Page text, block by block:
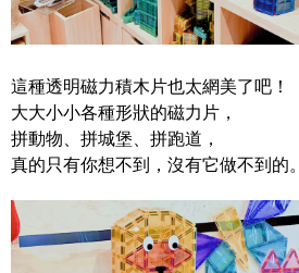
這種透明磁力積木片也太網美了吧！
大大小小各種形狀的磁力片，
拼動物、拼城堡、拼跑道，
真的只有你想不到，沒有它做不到的。